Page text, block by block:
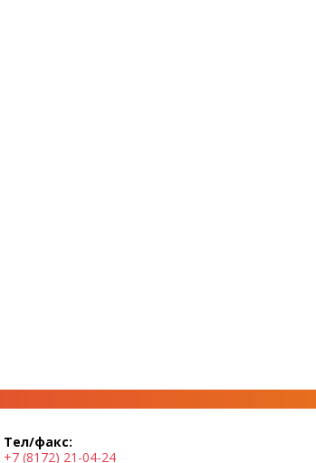
Тел/факс:
+7 (8172) 21-04-24